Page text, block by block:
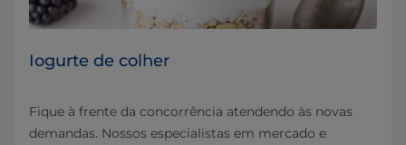
Iogurte de colher
Fique à frente da concorrência atendendo às novas
demandas. Nossos especialistas em mercado e